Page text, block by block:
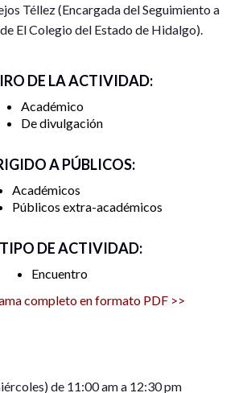
Téllez (Encargada del Seguimiento a
El Colegio del Estado de Hidalgo).
DE LA ACTIVIDAD:
Académico
De divulgación
A PÚBLICOS:
Académicos
Públicos extra-académicos
TIPO DE ACTIVIDAD:
Encuentro
completo en formato PDF >>
de 11:00 am a 12:30 pm